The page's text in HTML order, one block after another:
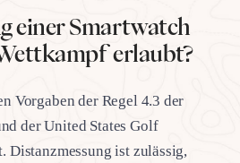
einer Smartwatch
erlaubt?
Vorgaben der Regel 4.3 der
der United States Golf
Distanzmessung ist zulässig,